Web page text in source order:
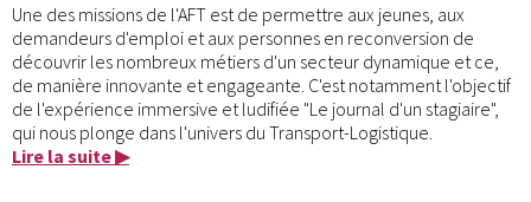
Une des missions de l'AFT est de permettre aux jeunes, aux
demandeurs d'emploi et aux personnes en reconversion de
découvrir les nombreux métiers d'un secteur dynamique et ce,
de manière innovante et engageante. C'est notamment l'objectif
de l'expérience immersive et ludifiée "Le journal d'un stagiaire",
qui nous plonge dans l'univers du Transport-Logistique.
Lire la suite ▶